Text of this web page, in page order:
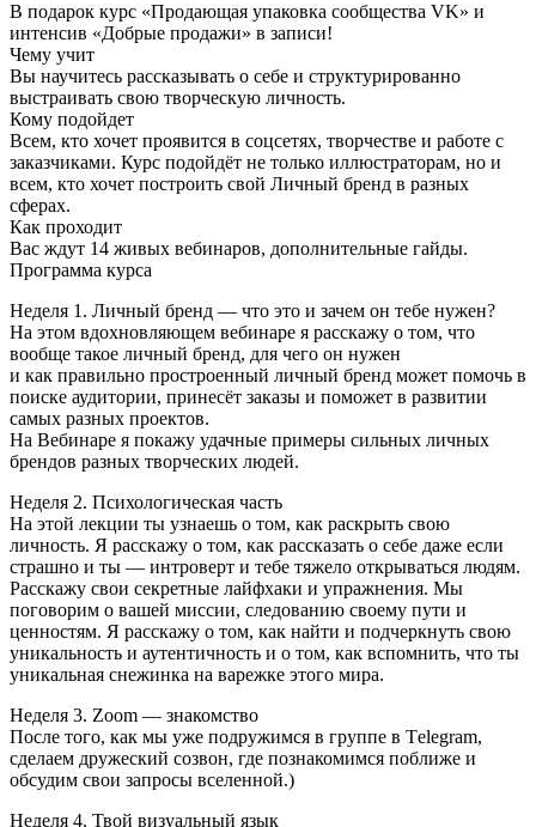
В подарок курс «Продающая упаковка сообщества VK» и
интенсив «Добрые продажи» в записи!
Чему учит
Вы научитесь рассказывать о себе и структурированно
выстраивать свою творческую личность.
Кому подойдет
Всем, кто хочет проявится в соцсетях, творчестве и работе с
заказчиками. Курс подойдёт не только иллюстраторам, но и
всем, кто хочет построить свой Личный бренд в разных
сферах.
Как проходит
Вас ждут 14 живых вебинаров, дополнительные гайды.
Программа курса
Неделя 1. Личный бренд — что это и зачем он тебе нужен?
На этом вдохновляющем вебинаре я расскажу о том, что
вообще такое личный бренд, для чего он нужен
и как правильно простроенный личный бренд может помочь в
поиске аудитории, принесёт заказы и поможет в развитии
самых разных проектов.
На Вебинаре я покажу удачные примеры сильных личных
брендов разных творческих людей.
Неделя 2. Психологическая часть
На этой лекции ты узнаешь о том, как раскрыть свою
личность. Я расскажу о том, как рассказать о себе даже если
страшно и ты — интроверт и тебе тяжело открываться людям.
Расскажу свои секретные лайфхаки и упражнения. Мы
поговорим о вашей миссии, следованию своему пути и
ценностям. Я расскажу о том, как найти и подчеркнуть свою
уникальность и аутентичность и о том, как вспомнить, что ты
уникальная снежинка на варежке этого мира.
Неделя 3. Zoom — знакомство
После того, как мы уже подружимся в группе в Тelegram,
сделаем дружеский созвон, где познакомимся поближе и
обсудим свои запросы вселенной.)
Неделя 4. Твой визуальный язык